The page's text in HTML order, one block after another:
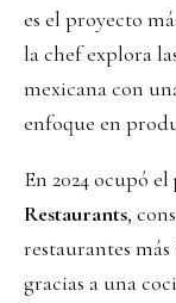
es el proyecto
la chef explora
mexicana con
enfoque en
En 2024 ocupó el
Restaurants,
restaurantes
gracias a una